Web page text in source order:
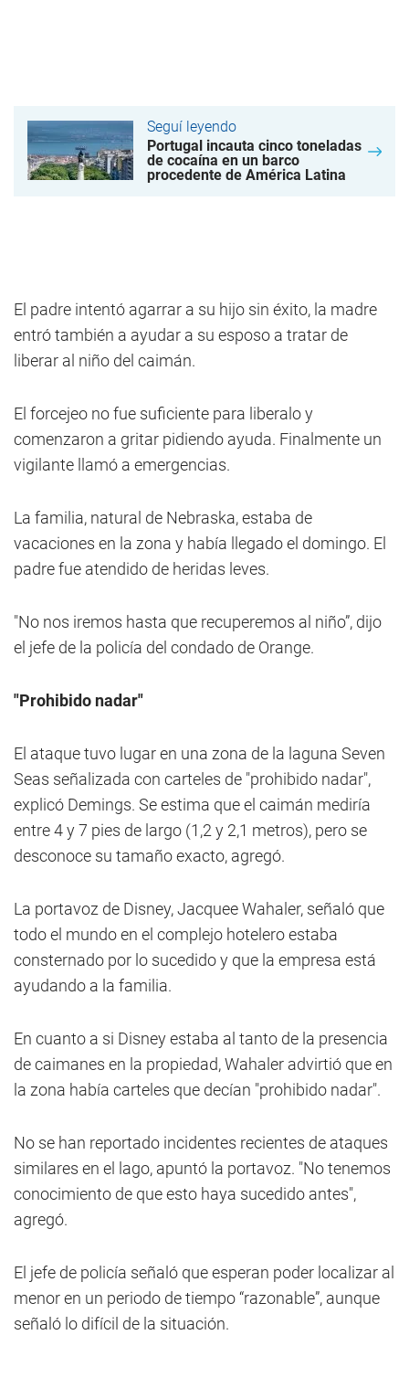
Seguí leyendo
Portugal incauta cinco toneladas
de cocaína en un barco
procedente de América Latina
El padre intentó agarrar a su hijo sin éxito, la madre
entró también a ayudar a su esposo a tratar de
liberar al niño del caimán.
El forcejeo no fue suficiente para liberalo y
comenzaron a gritar pidiendo ayuda. Finalmente un
vigilante llamó a emergencias.
La familia, natural de Nebraska, estaba de
vacaciones en la zona y había llegado el domingo. El
padre fue atendido de heridas leves.
"No nos iremos hasta que recuperemos al niño”, dijo
el jefe de la policía del condado de Orange.
"Prohibido nadar"
El ataque tuvo lugar en una zona de la laguna Seven
Seas señalizada con carteles de "prohibido nadar",
explicó Demings. Se estima que el caimán mediría
entre 4 y 7 pies de largo (1,2 y 2,1 metros), pero se
desconoce su tamaño exacto, agregó.
La portavoz de Disney, Jacquee Wahaler, señaló que
todo el mundo en el complejo hotelero estaba
consternado por lo sucedido y que la empresa está
ayudando a la familia.
En cuanto a si Disney estaba al tanto de la presencia
de caimanes en la propiedad, Wahaler advirtió que en
la zona había carteles que decían "prohibido nadar".
No se han reportado incidentes recientes de ataques
similares en el lago, apuntó la portavoz. "No tenemos
conocimiento de que esto haya sucedido antes",
agregó.
El jefe de policía señaló que esperan poder localizar al
menor en un periodo de tiempo “razonable”, aunque
señaló lo difícil de la situación.